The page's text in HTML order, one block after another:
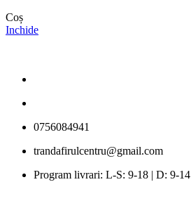
Coș
Inchide
0756084941
trandafirulcentru@gmail.com
Program livrari: L-S: 9-18 | D: 9-14